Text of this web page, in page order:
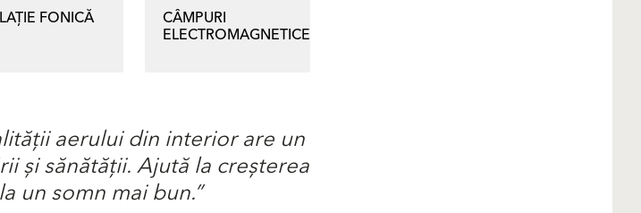
FONICĂ CÂMPURI
ELECTROMAGNETICE
aerului din interior are un
și sănătății. Ajută la creșterea
un somn mai bun.”